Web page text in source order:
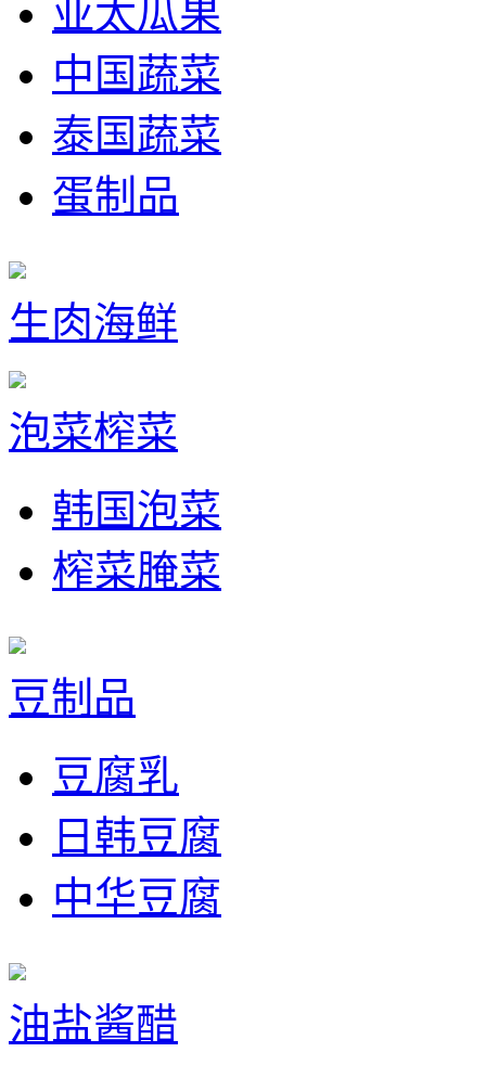
亚太瓜果
中国蔬菜
泰国蔬菜
蛋制品
生肉海鲜
泡菜榨菜
韩国泡菜
榨菜腌菜
豆制品
豆腐乳
日韩豆腐
中华豆腐
油盐酱醋